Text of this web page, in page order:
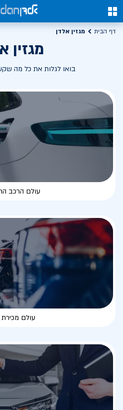
0
דף הבית מגזין אלדן
מגזין
בואו לגלות את כל מה
עולם הרכב
עולם